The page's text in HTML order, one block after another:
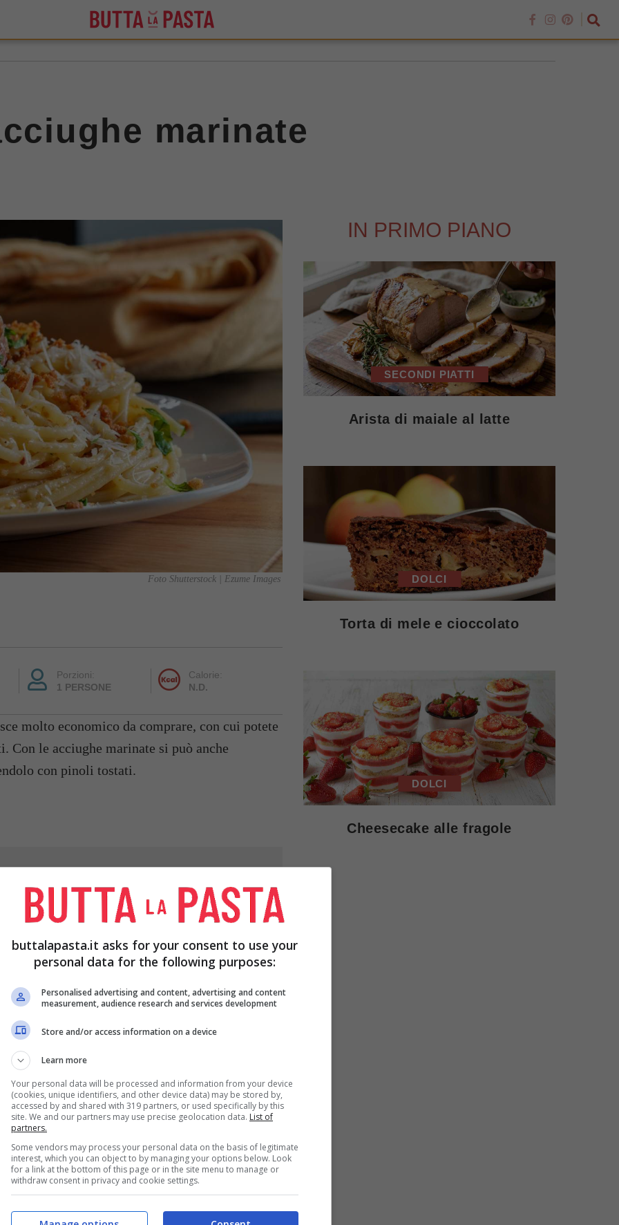
marinate
Foto Shutterstock | Ezume Images
Porzioni:
1 PERSONE
Calorie:
N.D.
molto economico da comprare, con cui potete
Con le acciughe marinate si può anche
con pinoli tostati.
DI
FRESCHE 400 G
DI
AGLIO
in una ciotola; spellate e tritate finemente
nel succo di limone e in 4 cucchiai di olio;
l’origano e un pizzico di sale.
IN PRIMO PIANO
SECONDI PIATTI
Arista di maiale al latte
DOLCI
Torta di mele e cioccolato
DOLCI
Cheesecake alle fragole
buttalapasta.it asks for your consent to use your
personal data for the following purposes:
Personalised advertising and content, advertising and content
measurement, audience research and services development
Store and/or access information on a device
Learn more
Your personal data will be processed and information from your device
(cookies, unique identifiers, and other device data) may be stored by,
accessed by and shared with 319 partners, or used specifically by this
site. We and our partners may use precise geolocation data. List of
partners.
Some vendors may process your personal data on the basis of legitimate
interest, which you can object to by managing your options below. Look
for a link at the bottom of this page or in the site menu to manage or
withdraw consent in privacy and cookie settings.